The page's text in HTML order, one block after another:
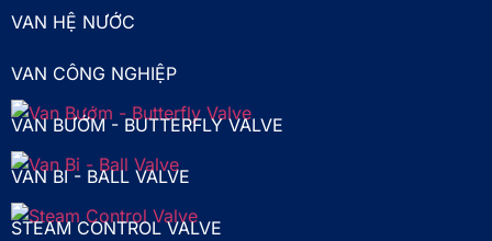
VAN HỆ NƯỚC
VAN CÔNG NGHIỆP
VAN BƯỚM - BUTTERFLY VALVE
VAN BI - BALL VALVE
STEAM CONTROL VALVE